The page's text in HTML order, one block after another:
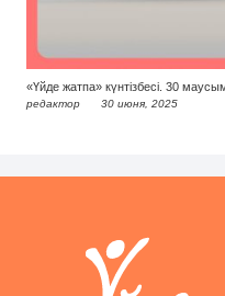
«Үйде жатпа» күнтізбесі. 30
редактор 30 июня, 2025